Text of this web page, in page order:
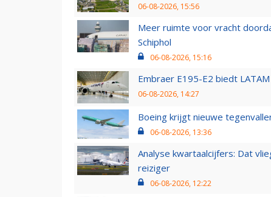
06-08-2026, 15:56
Meer ruimte voor vracht
Schiphol
06-08-2026, 15:16
Embraer E195-E2 biedt
06-08-2026, 14:27
Boeing krijgt nieuwe
06-08-2026, 13:36
Analyse kwartaalcijfers: Dat
reiziger
06-08-2026, 12:22